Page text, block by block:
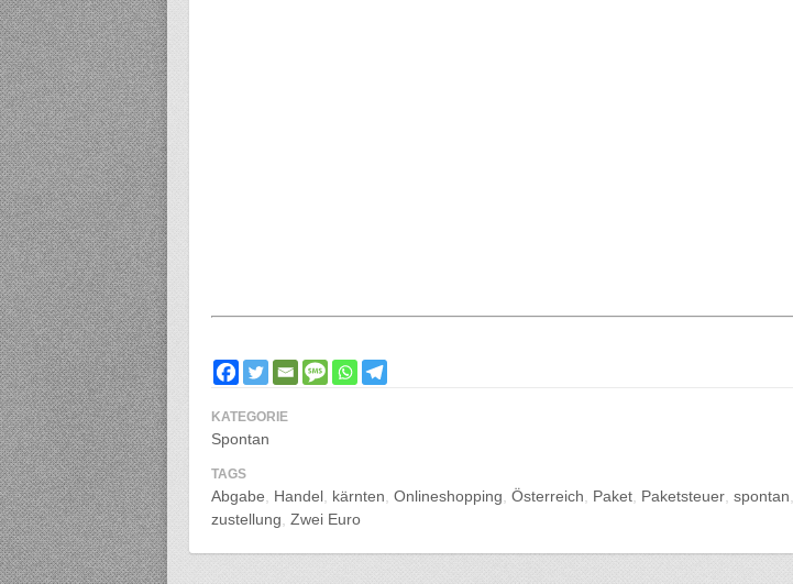
KATEGORIE
Spontan
TAGS
Abgabe Handel kärnten Onlineshopping Österreich Paket Paketsteuer spontan
zustellung Zwei Euro